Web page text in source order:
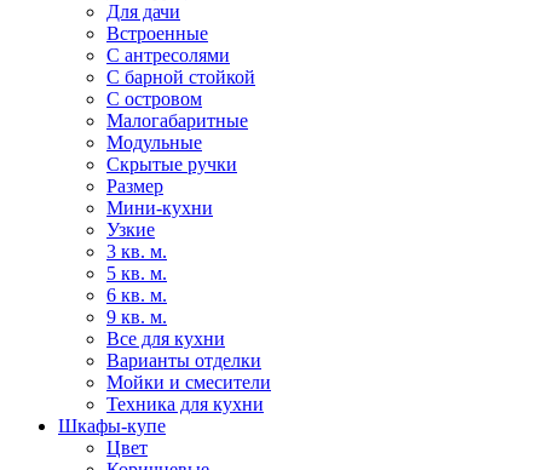
Для дачи
Встроенные
С антресолями
С барной стойкой
С островом
Малогабаритные
Модульные
Скрытые ручки
Размер
Мини-кухни
Узкие
3 кв. м.
5 кв. м.
6 кв. м.
9 кв. м.
Все для кухни
Варианты отделки
Мойки и смесители
Техника для кухни
Шкафы-купе
Цвет